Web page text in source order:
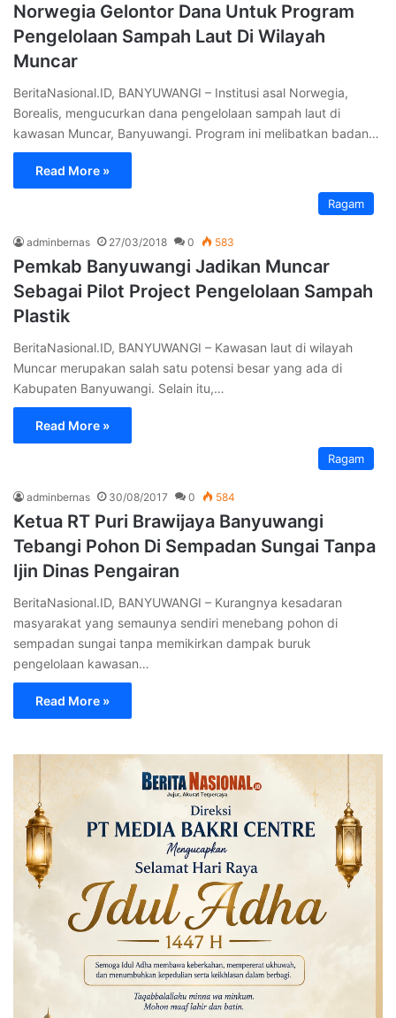
Norwegia Gelontor Dana Untuk Program
Pengelolaan Sampah Laut Di Wilayah
Muncar
BeritaNasional.ID, BANYUWANGI – Institusi asal Norwegia,
Borealis, mengucurkan dana pengelolaan sampah laut di
kawasan Muncar, Banyuwangi. Program ini melibatkan badan…
Read More »
Ragam
adminbernas 27/03/2018 0 583
Pemkab Banyuwangi Jadikan Muncar
Sebagai Pilot Project Pengelolaan Sampah
Plastik
BeritaNasional.ID, BANYUWANGI – Kawasan laut di wilayah
Muncar merupakan salah satu potensi besar yang ada di
Kabupaten Banyuwangi. Selain itu,…
Read More »
Ragam
adminbernas 30/08/2017 0 584
Ketua RT Puri Brawijaya Banyuwangi
Tebangi Pohon Di Sempadan Sungai Tanpa
Ijin Dinas Pengairan
BeritaNasional.ID, BANYUWANGI – Kurangnya kesadaran
masyarakat yang semaunya sendiri menebang pohon di
sempadan sungai tanpa memikirkan dampak buruk
pengelolaan kawasan…
Read More »